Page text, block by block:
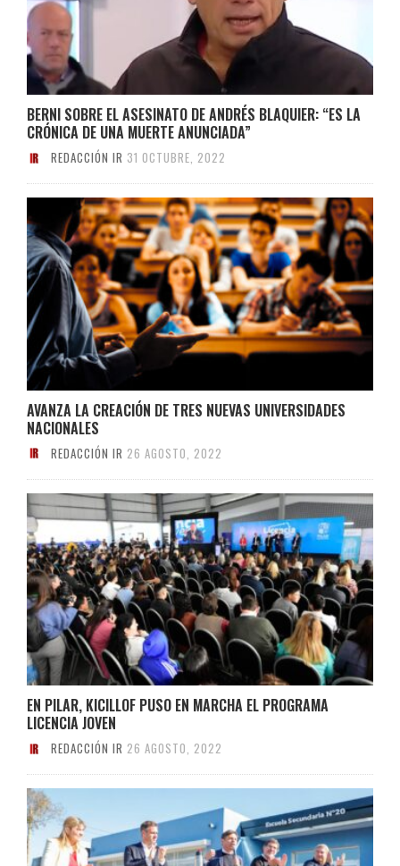
BERNI SOBRE EL ASESINATO DE ANDRÉS BLAQUIER: “ES LA
CRÓNICA DE UNA MUERTE ANUNCIADA”
REDACCIÓN IR 31 OCTUBRE, 2022
AVANZA LA CREACIÓN DE TRES NUEVAS UNIVERSIDADES
NACIONALES
REDACCIÓN IR 26 AGOSTO, 2022
EN PILAR, KICILLOF PUSO EN MARCHA EL PROGRAMA
LICENCIA JOVEN
REDACCIÓN IR 26 AGOSTO, 2022